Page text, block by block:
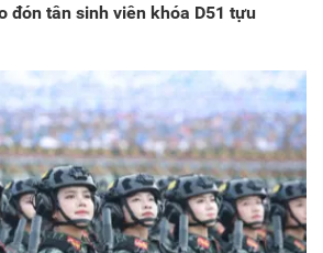
đón tân sinh viên khóa D51 tựu